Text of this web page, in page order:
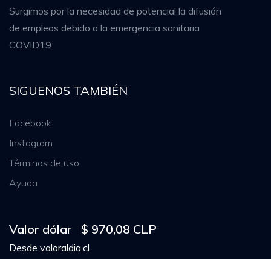
Surgimos por la necesidad de potencial la difusión
de empleos debido a la emergencia sanitaria
COVID19
SIGUENOS TAMBIÉN
Facebook
Instagram
Términos de uso
Ayuda
Valor dólar $ 970,08 CLP
Desde valoraldia.cl